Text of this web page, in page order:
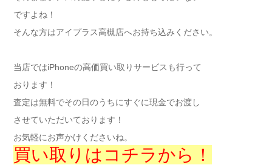
ですよね！
そんな方はアイプラス高槻店へお持ち込みください。
当店ではiPhoneの高価買い取りサービスも行って
おります！
査定は無料でその日のうちにすぐに現金でお渡し
させていただいております！
お気軽にお声かけくださいね。
買い取りはコチラから！